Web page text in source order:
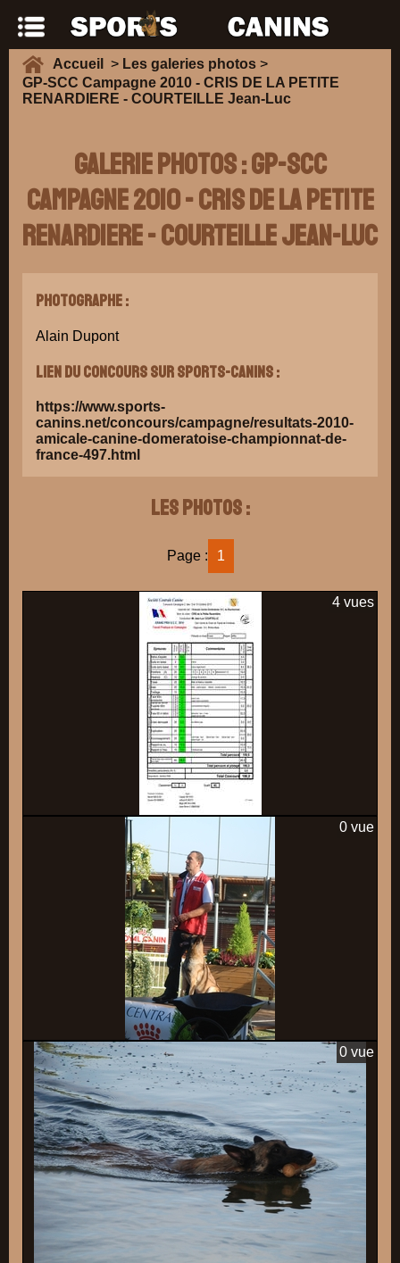
Accueil > Les galeries photos >
GP-SCC Campagne 2010 - CRIS DE LA PETITE
RENARDIERE - COURTEILLE Jean-Luc
Galerie Photos : GP-SCC
Campagne 2010 - CRIS DE LA PETITE
RENARDIERE - COURTEILLE Jean-Luc
Photographe :
Alain Dupont
Lien du concours sur Sports-Canins :
https://www.sports-
canins.net/concours/campagne/resultats-2010-
amicale-canine-domeratoise-championnat-de-
france-497.html
Les photos :
Page : 1
4 vues
0 vue
0 vue